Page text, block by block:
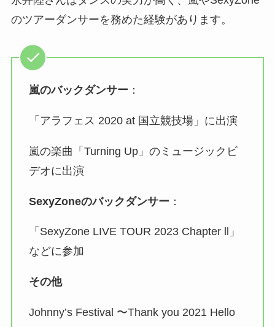
のツアーダンサーを務めた経験があります。
嵐のバックダンサー ：
「アラフェス 2020 at 国立競技場」に出演
嵐の楽曲「Turning Up」のミュージックビ
デオに出演
SexyZoneのバックダンサー ：
「SexyZone LIVE TOUR 2023 Chapter ll」
などに参加
その他
Johnny’s Festival 〜Thank you 2021 Hello